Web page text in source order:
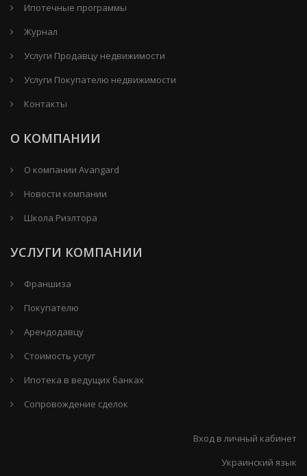
Ипотечные программы
Журнал
Услуги Продавцу недвижимости
Услуги Покупателю недвижимости
Контакты
О КОМПАНИИ
О компании Avangard
Новости компании
Школа Риэлтора
УСЛУГИ КОМПАНИИ
Франшиза
Покупателю
Арендодавцу
Стоимость услуг
Ипотека в ведущих банках
Сопровождение сделок
Вход в личный кабинет
Украинский язык